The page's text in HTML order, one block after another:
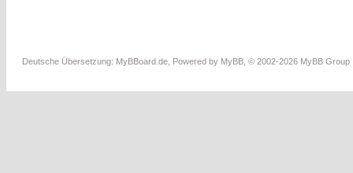
Deutsche Übersetzung: MyBBoard.de , Powered by MyBB , © 2002-2026 MyBB Group